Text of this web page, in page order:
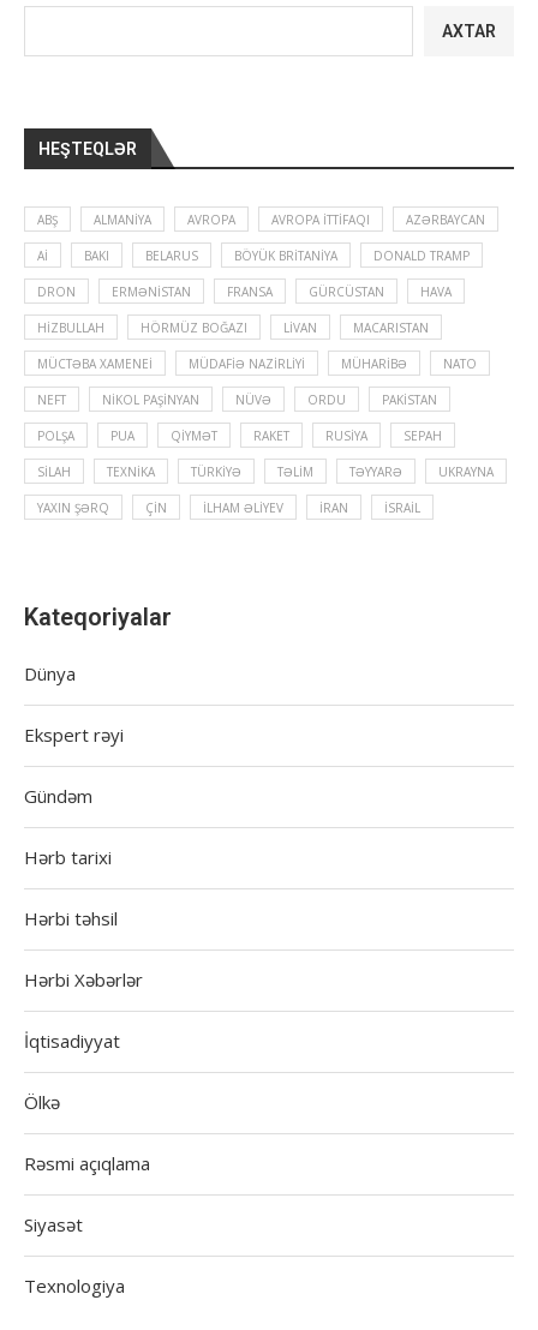
AXTAR
HEŞTEQLƏR
ABŞ ALMANIYA AVROPA AVROPA İTTIFAQI AZƏRBAYCAN
Aİ BAKI BELARUS BÖYÜK BRITANIYA DONALD TRAMP
DRON ERMƏNISTAN FRANSA GÜRCÜSTAN HAVA
HIZBULLAH HÖRMÜZ BOĞAZI LIVAN MACARISTAN
MÜCTƏBA XAMENEI MÜDAFIƏ NAZIRLIYI MÜHARIBƏ NATO
NEFT NIKOL PAŞINYAN NÜVƏ ORDU PAKISTAN
POLŞA PUA QIYMƏT RAKET RUSIYA SEPAH
SILAH TEXNIKA TÜRKIYƏ TƏLIM TƏYYARƏ UKRAYNA
YAXIN ŞƏRQ ÇIN İLHAM ƏLIYEV İRAN İSRAIL
Kateqoriyalar
Dünya
Ekspert rəyi
Gündəm
Hərb tarixi
Hərbi təhsil
Hərbi Xəbərlər
İqtisadiyyat
Ölkə
Rəsmi açıqlama
Siyasət
Texnologiya